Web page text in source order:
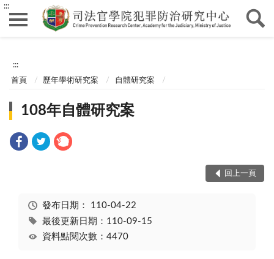
:::
:::
首頁 歷年學術研究案 自體研究案
108年自體研究案
回上一頁
發布日期： 110-04-22
最後更新日期：110-09-15
資料點閱次數：4470